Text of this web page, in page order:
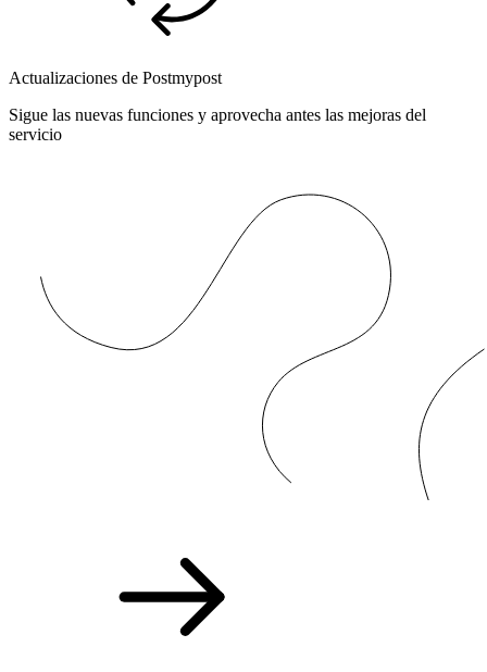
Actualizaciones de Postmypost
Sigue las nuevas funciones y aprovecha antes las mejoras del
servicio